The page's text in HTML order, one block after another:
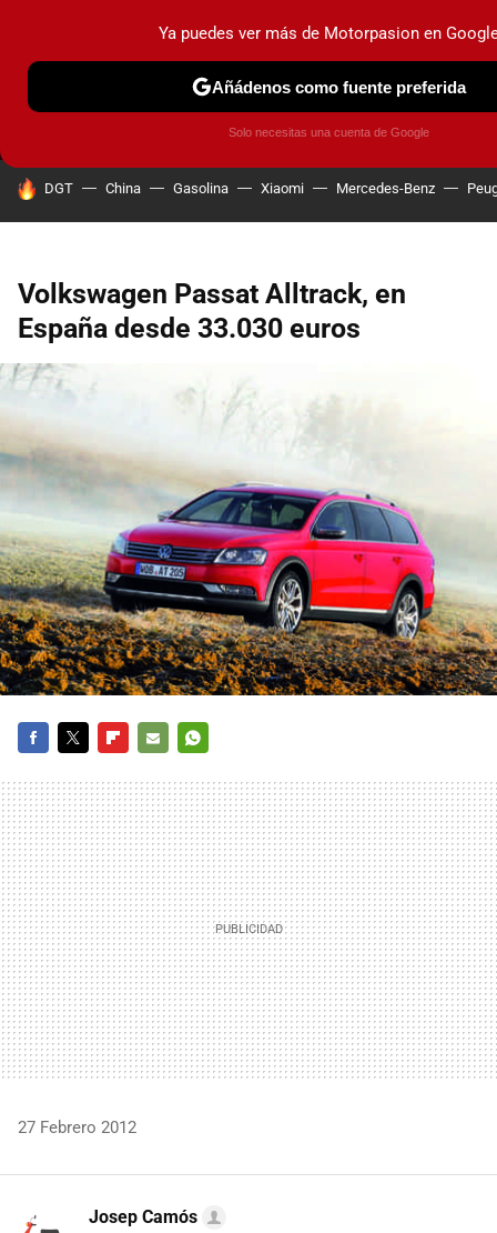
MENÚ NUEVO
COCHES ELÉCTRICOS OBSERVATORIO
HOY SE HABLA DE
DGT China Gasolina Xiaomi Mercedes-Benz
Volkswagen Passat Alltrack, en
España desde 33.030 euros
MAIL
27 Febrero 2012
Josep Camós
Ya puedes ver más de Motorpasion en
Añádenos como fuente preferida
Solo necesitas una cuenta de Google